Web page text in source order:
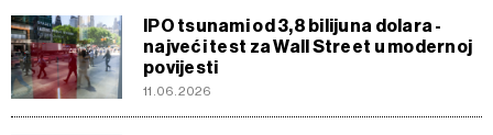
IPO tsunami od 3,8 bilijuna dolara -
najveći test za Wall Street u modernoj
povijesti
11.06.2026